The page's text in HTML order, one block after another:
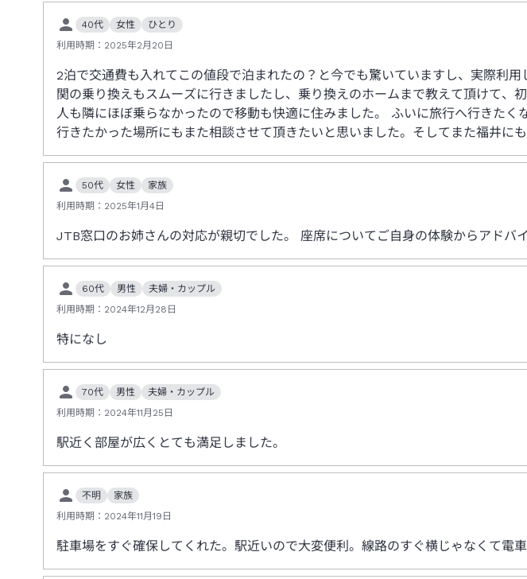
40代 女性
ひとり
利用時期： 2025年2月20日
2泊で交通費も入れてこの値段で泊まれたの？と今でも驚いていますし、実際利
関の乗り換えもスムーズに行きましたし、乗り換えのホームまで教えて頂けて、
人も隣にほぼ乗らなかったので移動も快適に住みました。 ふいに旅行へ行きた
行きたかった場所にもまた相談させて頂きたいと思いました。そしてまた福井に
50代 女性
家族
利用時期： 2025年1月4日
JTB窓口のお姉さんの対応が親切でした。 座席についてご自身の体験からアドバ
60代 男性
夫婦・カップル
利用時期： 2024年12月28日
特になし
70代 男性
夫婦・カップル
利用時期： 2024年11月25日
駅近く部屋が広くとても満足しました。
不明
家族
利用時期： 2024年11月19日
駐車場をすぐ確保してくれた。駅近いので大変便利。線路のすぐ横じゃなくて電